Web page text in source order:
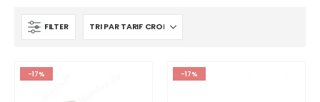
FILTER
-17% -17%